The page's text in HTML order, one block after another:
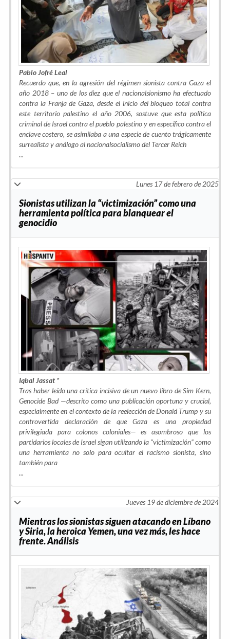
Pablo Jofré Leal
Recuerdo que, en la agresión del régimen sionista contra Gaza el
año 2018 – uno de los diez que el nacionalsionismo ha efectuado
contra la Franja de Gaza, desde el inicio del bloqueo total contra
este territorio palestino el año 2006, sostuve que esta política
criminal de Israel contra el pueblo palestino y en específico contra el
enclave costero, se asimilaba a una especie de cuento trágicamente
surrealista y análogo al nacionalsocialismo del Tercer Reich
...
Lunes 17 de febrero de 2025
Sionistas utilizan la “victimización” como una
herramienta política para blanquear el
genocidio
Iqbal Jassat *
Tras haber leído una crítica incisiva de un nuevo libro de Sim Kern,
Genocide Bad —descrito como una publicación oportuna y crucial,
especialmente en el contexto de la reelección de Donald Trump y su
controvertida declaración de que Gaza es una propiedad
privilegiada para colonos coloniales— es asombroso que los
partidarios locales de Israel sigan utilizando la “victimización” como
una herramienta no solo para ocultar el racismo sionista, sino
también para
...
Jueves 19 de diciembre de 2024
Mientras los sionistas siguen atacando en Líbano
y Siria, la heroica Yemen, una vez más, les hace
frente. Análisis